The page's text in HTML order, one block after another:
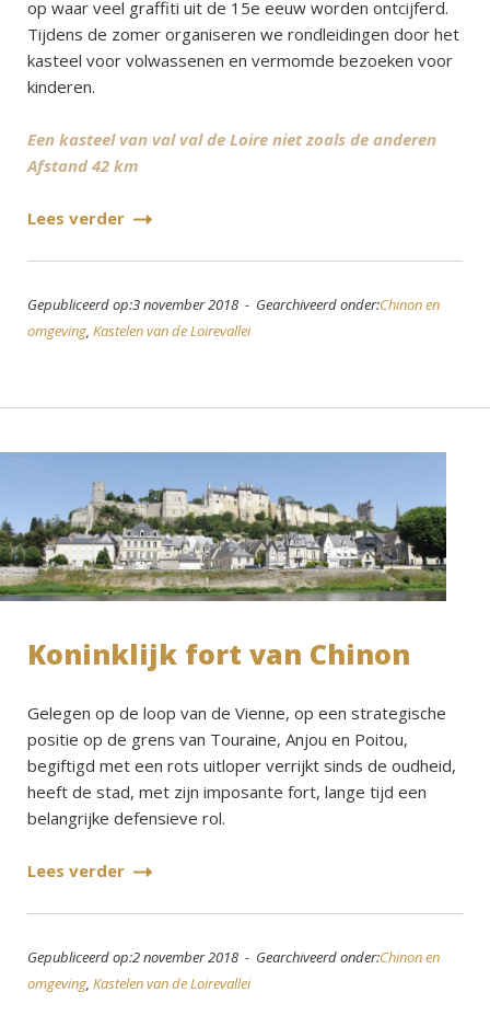
op waar veel graffiti uit de 15e eeuw worden ontcijferd.
Tijdens de zomer organiseren we rondleidingen door het
kasteel voor volwassenen en vermomde bezoeken voor
kinderen.
Een kasteel van val val de Loire niet zoals de anderen
Afstand 42 km
Lees verder
Gepubliceerd op:3 november 2018 - Gearchiveerd onder:Chinon en
omgeving, Kastelen van de Loirevallei
Koninklijk fort van Chinon
Gelegen op de loop van de Vienne, op een strategische
positie op de grens van Touraine, Anjou en Poitou,
begiftigd met een rots uitloper verrijkt sinds de oudheid,
heeft de stad, met zijn imposante fort, lange tijd een
belangrijke defensieve rol.
Lees verder
Gepubliceerd op:2 november 2018 - Gearchiveerd onder:Chinon en
omgeving, Kastelen van de Loirevallei